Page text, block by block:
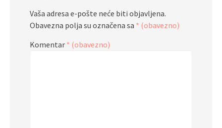
Vaša adresa e-pošte neće biti objavljena.
Obavezna polja su označena sa * (obavezno)
Komentar * (obavezno)